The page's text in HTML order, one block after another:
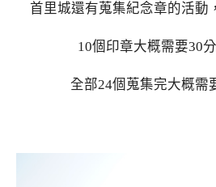
首里城還有蒐集紀念章的活動
10個印章大概需要30
全部24個蒐集完大概需